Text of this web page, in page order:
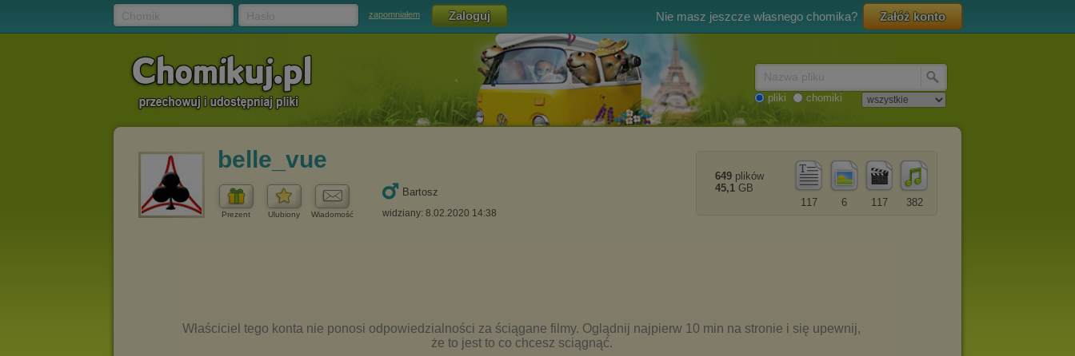
zapomniałem Nie masz jeszcze własnego chomika? Załóż konto
pliki chomiki
belle_vue
Prezent Ulubiony Wiadomość
Bartosz
widziany: 8.02.2020 14:38
382
117
6
117
649 plików
45,1 GB